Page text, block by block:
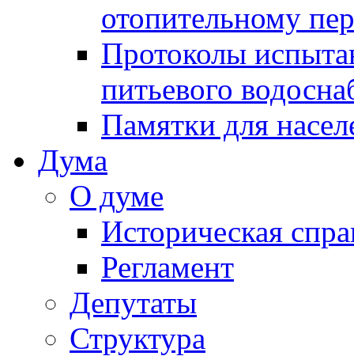
отопительному
Протоколы
питьевого
Памятки для
Дума
О думе
Историческая
Регламент
Депутаты
Структура